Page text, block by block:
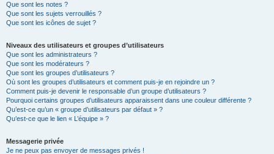
Que sont les notes ?
Que sont les sujets verrouillés ?
Que sont les icônes de sujet ?
Niveaux des utilisateurs et groupes d’utilisateurs
Que sont les administrateurs ?
Que sont les modérateurs ?
Que sont les groupes d’utilisateurs ?
Où sont les groupes d’utilisateurs et comment puis-je en rejoindre un ?
Comment puis-je devenir le responsable d’un groupe d’utilisateurs ?
Pourquoi certains groupes d’utilisateurs apparaissent dans une couleur différente ?
Qu’est-ce qu’un « groupe d’utilisateurs par défaut » ?
Qu’est-ce que le lien « L’équipe » ?
Messagerie privée
Je ne peux pas envoyer de messages privés !